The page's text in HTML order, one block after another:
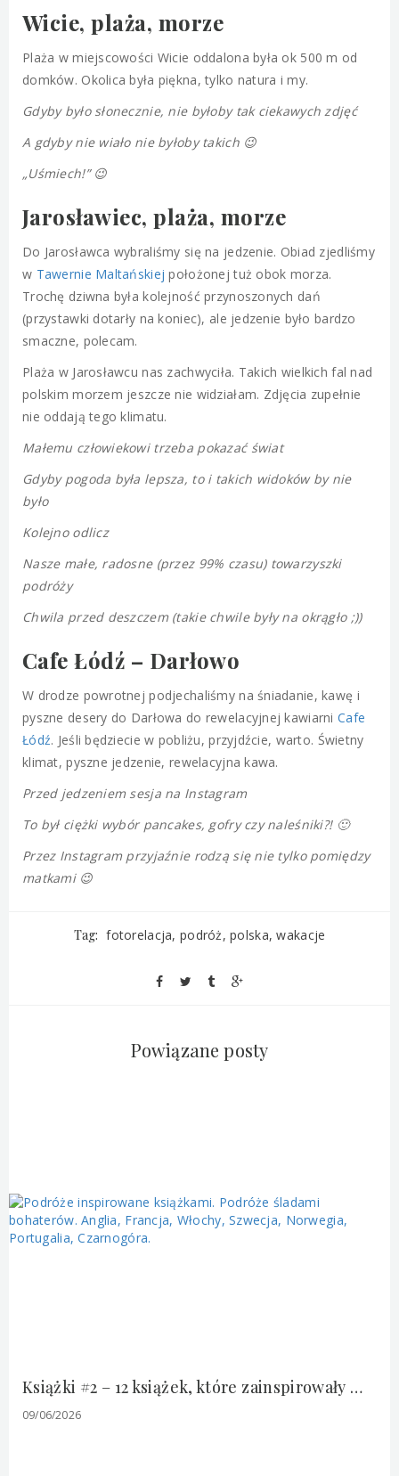
Wicie, plaża, morze
Plaża w miejscowości Wicie oddalona była ok 500 m od
domków. Okolica była piękna, tylko natura i my.
Gdyby było słonecznie, nie byłoby tak ciekawych zdjęć
A gdyby nie wiało nie byłoby takich 😉
„Uśmiech!” 😉
Jarosławiec, plaża, morze
Do Jarosławca wybraliśmy się na jedzenie. Obiad zjedliśmy
w Tawernie Maltańskiej położonej tuż obok morza.
Trochę dziwna była kolejność przynoszonych dań
(przystawki dotarły na koniec), ale jedzenie było bardzo
smaczne, polecam.
Plaża w Jarosławcu nas zachwyciła. Takich wielkich fal nad
polskim morzem jeszcze nie widziałam. Zdjęcia zupełnie
nie oddają tego klimatu.
Małemu człowiekowi trzeba pokazać świat
Gdyby pogoda była lepsza, to i takich widoków by nie
było
Kolejno odlicz
Nasze małe, radosne (przez 99% czasu) towarzyszki
podróży
Chwila przed deszczem (takie chwile były na okrągło ;))
Cafe Łódź – Darłowo
W drodze powrotnej podjechaliśmy na śniadanie, kawę i
pyszne desery do Darłowa do rewelacyjnej kawiarni Cafe
Łódź. Jeśli będziecie w pobliżu, przyjdźcie, warto. Świetny
klimat, pyszne jedzenie, rewelacyjna kawa.
Przed jedzeniem sesja na Instagram
To był ciężki wybór pancakes, gofry czy naleśniki?! 🙂
Przez Instagram przyjaźnie rodzą się nie tylko pomiędzy
matkami 😉
Tag: fotorelacja podróż polska wakacje
Powiązane posty
Książki #2 – 12 książek, które zainspirowały mnie do podróży po Europie
09/06/2026